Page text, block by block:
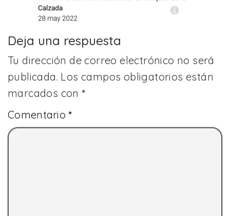
Deja una respuesta
Tu dirección de correo electrónico no será
publicada. Los campos obligatorios están
marcados con*
Comentario*